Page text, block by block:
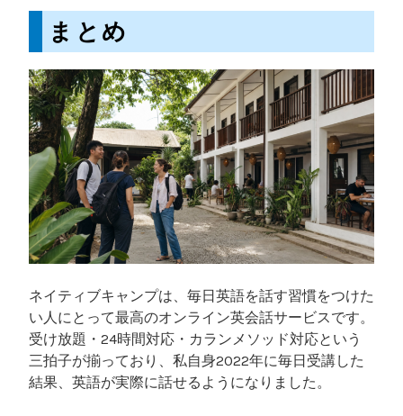
まとめ
ネイティブキャンプは、毎日英語を話す習慣をつけた
い人にとって最高のオンライン英会話サービスです。
受け放題・24時間対応・カランメソッド対応という
三拍子が揃っており、私自身2022年に毎日受講した
結果、英語が実際に話せるようになりました。